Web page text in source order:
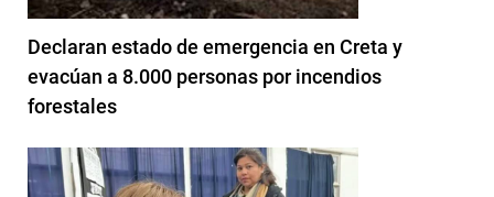
Declaran estado de emergencia en Creta y
evacúan a 8.000 personas por incendios
forestales